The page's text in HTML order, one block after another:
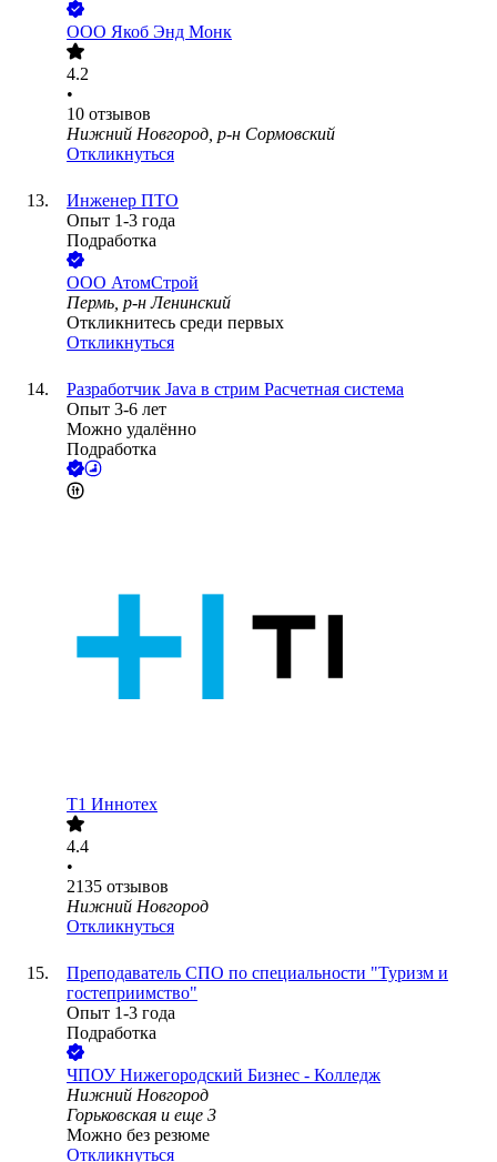
ООО Якоб Энд Монк
4.2
•
10 отзывов
Нижний Новгород, р-н Сормовский
Откликнуться
Инженер ПТО
Опыт 1-3 года
Подработка
ООО АтомСтрой
Пермь, р-н Ленинский
Откликнитесь среди первых
Откликнуться
Разработчик Java в стрим Расчетная система
Опыт 3-6 лет
Можно удалённо
Подработка
Т1 Иннотех
4.4
•
2135 отзывов
Нижний Новгород
Откликнуться
Преподаватель СПО по специальности "Туризм и
гостеприимство"
Опыт 1-3 года
Подработка
ЧПОУ Нижегородский Бизнес - Колледж
Нижний Новгород
Горьковская и еще 3
Можно без резюме
Откликнуться